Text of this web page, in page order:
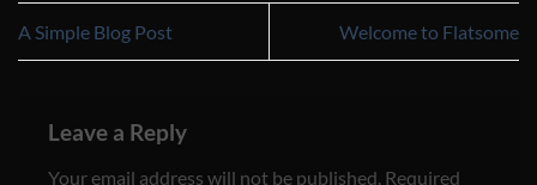
A Simple Blog Post Welcome to Flatsome
Leave a Reply
Your email address will not be published. Required